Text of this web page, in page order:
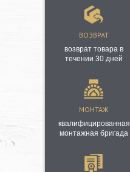
ВОЗВРАТ
МОНТАЖ
возврат товара в
течении 30 дней
квалифицированная
монтажная бригада